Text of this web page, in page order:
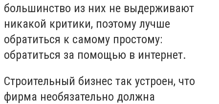
большинство из них не выдерживают
никакой критики, поэтому лучше
обратиться к самому простому:
обратиться за помощью в интернет.
Строительный бизнес так устроен, что
фирма необязательно должна